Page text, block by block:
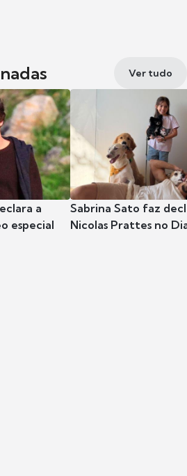
Ver tudo
a
especial
Sabrina Sato faz
Nicolas Prattes no